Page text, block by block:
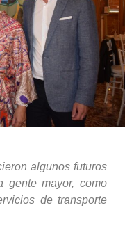
algunos futuros
gente mayor, como
de transporte